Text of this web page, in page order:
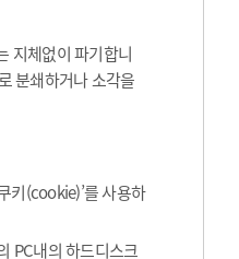
지체없이 파기합니
분쇄하거나 소각을
키(cookie)’를 사용하
PC내의 하드디스크